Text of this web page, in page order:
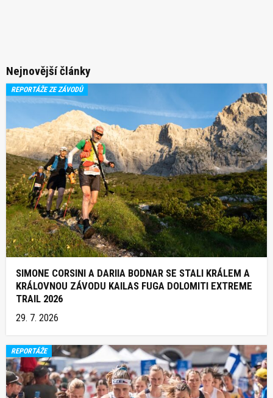
Nejnovější články
REPORTÁŽE ZE ZÁVODŮ
SIMONE CORSINI A DARIIA BODNAR SE STALI KRÁLEM A
KRÁLOVNOU ZÁVODU KAILAS FUGA DOLOMITI EXTREME
TRAIL 2026
29. 7. 2026
REPORTÁŽE